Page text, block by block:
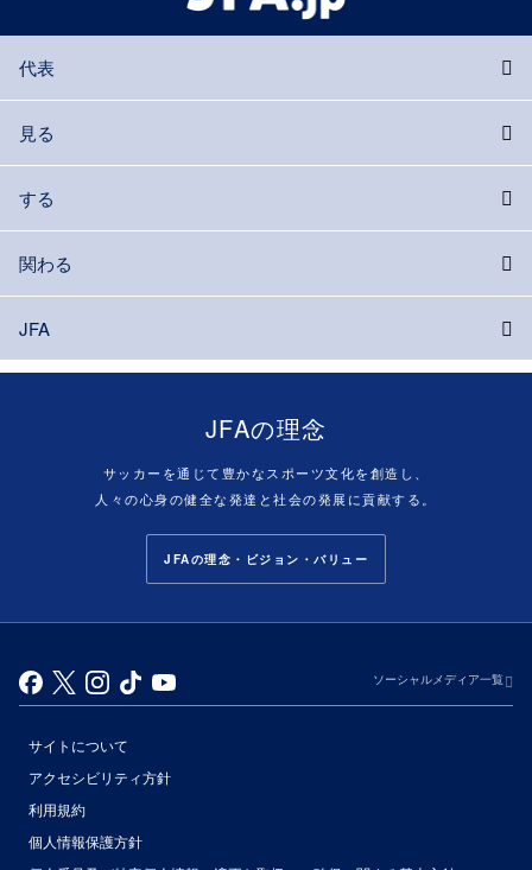
代表
見る
する
関わる
JFA
JFAの理念
サッカーを通じて豊かなスポーツ文化を創造し、
人々の心身の健全な発達と社会の発展に貢献する。
JFAの理念・ビジョン・バリュー
ソーシャルメディア一覧
サイトについて
アクセシビリティ方針
利用規約
個人情報保護方針